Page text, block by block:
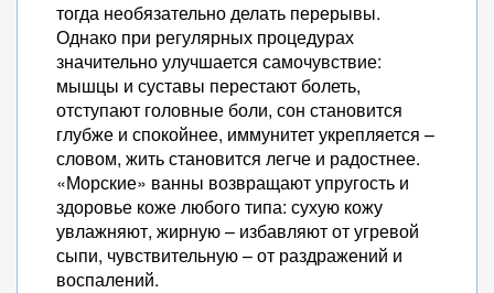
тогда необязательно делать перерывы.
Однако при регулярных процедурах
значительно улучшается самочувствие:
мышцы и суставы перестают болеть,
отступают головные боли, сон становится
глубже и спокойнее, иммунитет укрепляется –
словом, жить становится легче и радостнее.
«Морские» ванны возвращают упругость и
здоровье коже любого типа: сухую кожу
увлажняют, жирную – избавляют от угревой
сыпи, чувствительную – от раздражений и
воспалений.